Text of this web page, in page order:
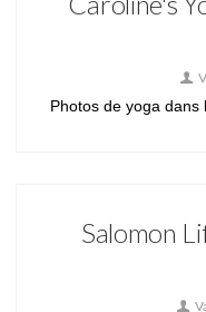
Photos de yoga dans
Salomon